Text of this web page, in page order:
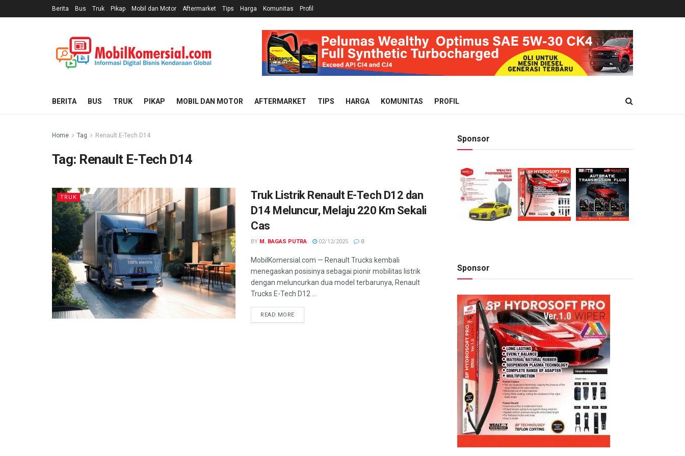
Berita Bus Truk Pikap Mobil dan Motor Aftermarket Tips Harga Komunitas Profil
BERITA BUS TRUK PIKAP MOBIL DAN MOTOR AFTERMARKET TIPS HARGA KOMUNITAS PROFIL
Home Tag Renault E-Tech D14
Tag: Renault E-Tech D14
TRUK
Truk Listrik Renault E-Tech D12 dan
D14 Meluncur, Melaju 220 Km Sekali
Cas
BY M. BAGAS PUTRA 02/12/2025 0
MobilKomersial.com — Renault Trucks kembali
menegaskan posisinya sebagai pionir mobilitas listrik
dengan meluncurkan dua model terbarunya, Renault
Trucks E-Tech D12 ...
READ MORE
Sponsor
Sponsor